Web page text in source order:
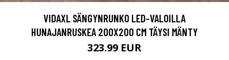
VIDAXL SÄNGYNRUNKO LED-VALOILLA
HUNAJANRUSKEA 200X200 CM TÄYSI MÄNTY
323.99 EUR